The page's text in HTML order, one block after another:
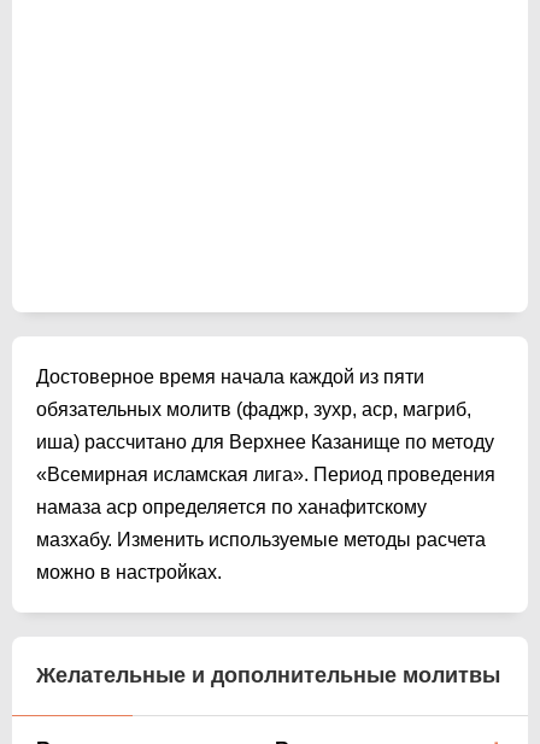
Достоверное время начала каждой из пяти
обязательных молитв (фаджр, зухр, аср, магриб,
иша) рассчитано для Верхнее Казанище по методу
«Всемирная исламская лига». Период проведения
намаза аср определяется по ханафитскому
мазхабу. Изменить используемые методы расчета
можно в настройках.
Желательные и дополнительные молитвы